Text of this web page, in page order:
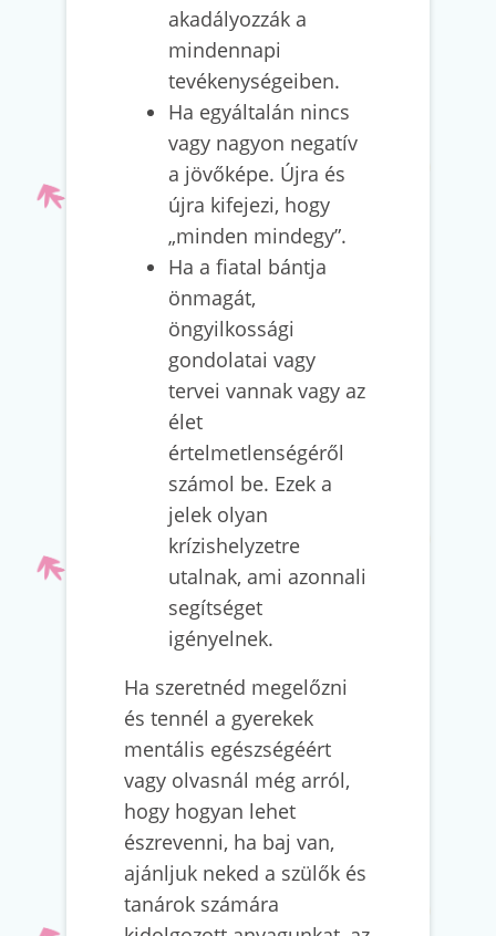
akadályozzák a
mindennapi
tevékenységeiben.
Ha egyáltalán nincs
vagy nagyon negatív
a jövőképe. Újra és
újra kifejezi, hogy
„minden mindegy”.
Ha a fiatal bántja
önmagát,
öngyilkossági
gondolatai vagy
tervei vannak vagy az
élet
értelmetlenségéről
számol be. Ezek a
jelek olyan
krízishelyzetre
utalnak, ami azonnali
segítséget
igényelnek.
Ha szeretnéd megelőzni
és tennél a gyerekek
mentális egészségéért
vagy olvasnál még arról,
hogy hogyan lehet
észrevenni, ha baj van,
ajánljuk neked a szülők és
tanárok számára